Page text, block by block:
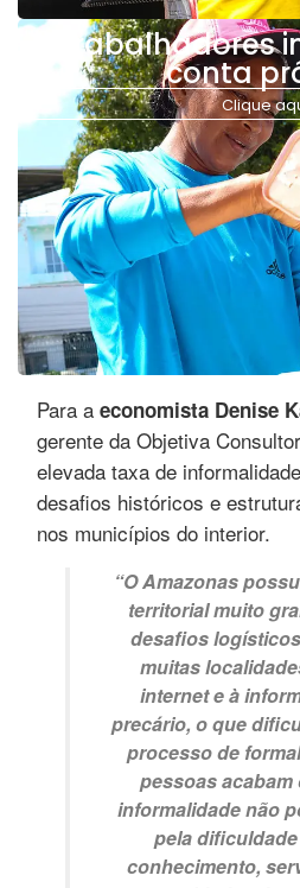
Trabalhadores
conta
Clique
Para a economista Denise
gerente da Objetiva
elevada taxa de
desafios históricos e
nos municípios do interior.
“O Amazonas
territorial muito
desafios
muitas
internet e à
precário, o que
processo de
pessoas
informalidade não
pela
conhecimento,